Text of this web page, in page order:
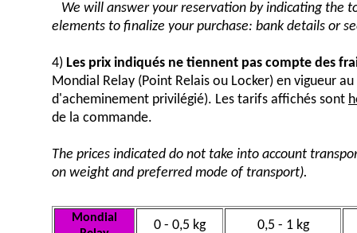
We will answer your reservation by indicating the
elements to finalize your purchase: bank details or
4) Les prix indiqués ne tiennent pas compte des
Mondial Relay (Point Relais ou Locker) en vigueur
d'acheminement privilégié). Les tarifs affichés sont
de la commande.
The prices indicated do not take into account
on weight and preferred mode of transport).
Mondial
0 - 0,5 kg 0,5 - 1 kg